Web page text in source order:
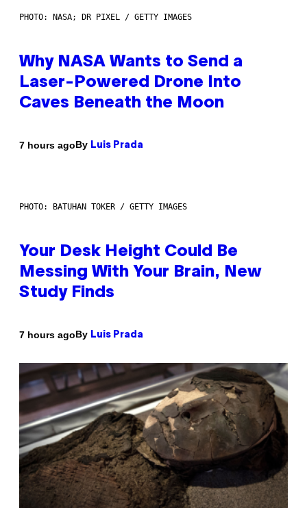
PHOTO: NASA; DR PIXEL / GETTY IMAGES
Why NASA Wants to Send a
Laser-Powered Drone Into
Caves Beneath the Moon
7 hours agoBy Luis Prada
PHOTO: BATUHAN TOKER / GETTY IMAGES
Your Desk Height Could Be
Messing With Your Brain, New
Study Finds
7 hours agoBy Luis Prada